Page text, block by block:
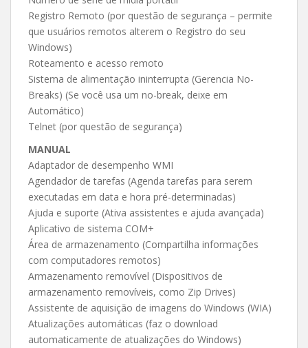
Registro Remoto (por questão de segurança – permite
que usuários remotos alterem o Registro do seu
Windows)
Roteamento e acesso remoto
Sistema de alimentação ininterrupta (Gerencia No-
Breaks) (Se você usa um no-break, deixe em
Automático)
Telnet (por questão de segurança)
MANUAL
Adaptador de desempenho WMI
Agendador de tarefas (Agenda tarefas para serem
executadas em data e hora pré-determinadas)
Ajuda e suporte (Ativa assistentes e ajuda avançada)
Aplicativo de sistema COM+
Área de armazenamento (Compartilha informações
com computadores remotos)
Armazenamento removível (Dispositivos de
armazenamento removíveis, como Zip Drives)
Assistente de aquisição de imagens do Windows (WIA)
Atualizações automáticas (faz o download
automaticamente de atualizações do Windows)